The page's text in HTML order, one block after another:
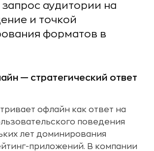
аудитории на
и точкой
форматов в
— стратегический ответ
офлайн как ответ на
поведения
лет доминирования
приложений. В компании